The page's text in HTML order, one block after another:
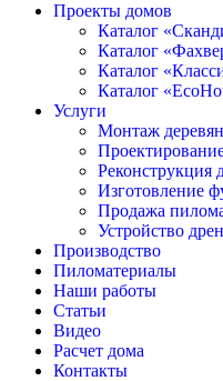
Проекты домов
Каталог
Каталог
Каталог
Каталог
Услуги
Монтаж
Реконструкция
Изготовление
Продажа
Устройство
Производство
Пиломатериалы
Наши работы
Статьи
Видео
Расчет дома
Контакты